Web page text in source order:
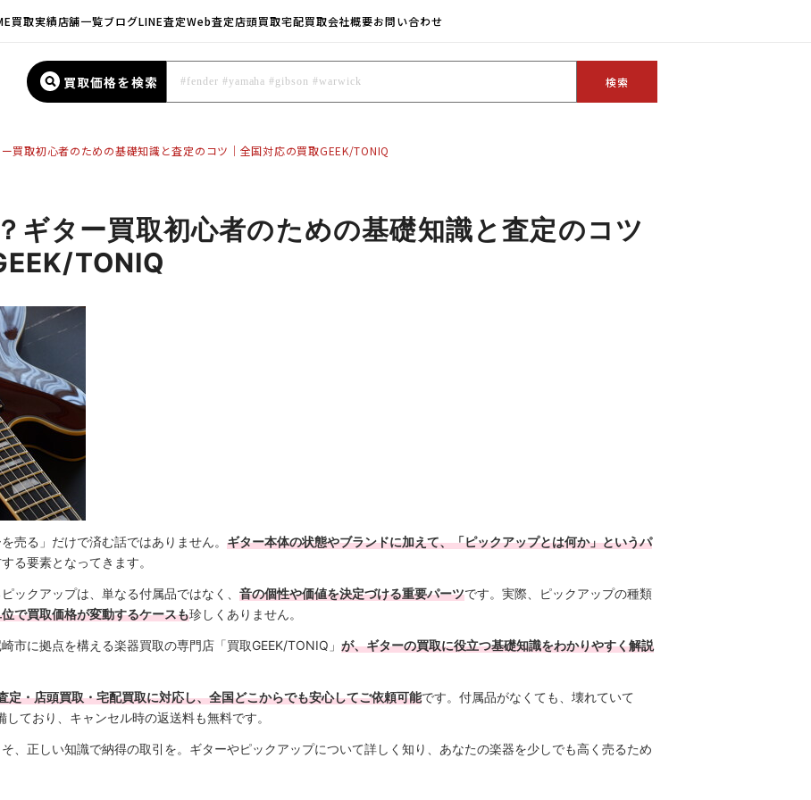
買取実績店舗一覧ブログLINE査定Web査定店頭買取宅配買取会社概要お問い合わせ
買取価格を検索
買取初心者のための基礎知識と査定のコツ｜全国対応の買取GEEK/TONIQ
ギター買取初心者のための基礎知識と査定のコツ
TONIQ
売る」だけで済む話ではありません。 ギター本体の状態やブランドに加えて、「ピックアップとは何か」というパ
る要素となってきます。
ックアップは、単なる付属品ではなく、 音の個性や価値を決定づける重要パーツです。実際、ピックアップの種類
で買取価格が変動するケースも珍しくありません。
市に拠点を構える楽器買取の専門店「買取GEEK/TONIQ」 が、ギターの買取に役立つ基礎知識をわかりやすく解説
定・店頭買取・宅配買取に対応し、全国どこからでも安心してご依頼可能です。付属品がなくても、壊れていて
ており、キャンセル時の返送料も無料です。
、正しい知識で納得の取引を。ギターやピックアップについて詳しく知り、あなたの楽器を少しでも高く売るため